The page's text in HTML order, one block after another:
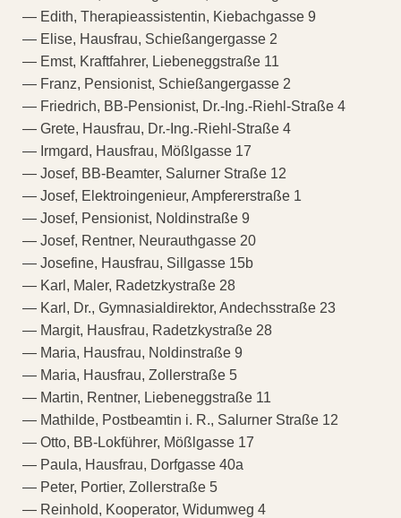
— Edith, Therapieassistentin, Kiebachgasse 9
— Elise, Hausfrau, Schießangergasse 2
— Emst, Kraftfahrer, Liebeneggstraße 11
— Franz, Pensionist, Schießangergasse 2
— Friedrich, BB-Pensionist, Dr.-Ing.-Riehl-Straße 4
— Grete, Hausfrau, Dr.-Ing.-Riehl-Straße 4
— Irmgard, Hausfrau, Mößlgasse 17
— Josef, BB-Beamter, Salurner Straße 12
— Josef, Elektroingenieur, Ampfererstraße 1
— Josef, Pensionist, Noldinstraße 9
— Josef, Rentner, Neurauthgasse 20
— Josefine, Hausfrau, Sillgasse 15b
— Karl, Maler, Radetzkystraße 28
— Karl, Dr., Gymnasialdirektor, Andechsstraße 23
— Margit, Hausfrau, Radetzkystraße 28
— Maria, Hausfrau, Noldinstraße 9
— Maria, Hausfrau, Zollerstraße 5
— Martin, Rentner, Liebeneggstraße 11
— Mathilde, Postbeamtin i. R., Salurner Straße 12
— Otto, BB-Lokführer, Mößlgasse 17
— Paula, Hausfrau, Dorfgasse 40a
— Peter, Portier, Zollerstraße 5
— Reinhold, Kooperator, Widumweg 4